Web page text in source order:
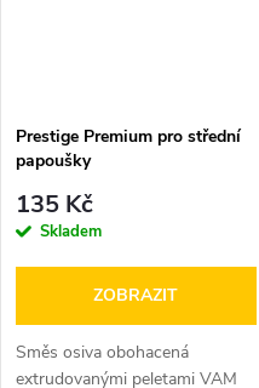
Prestige Premium pro střední
papoušky
135 Kč
Skladem
ZOBRAZIT
Směs osiva obohacená
extrudovanými peletami VAM